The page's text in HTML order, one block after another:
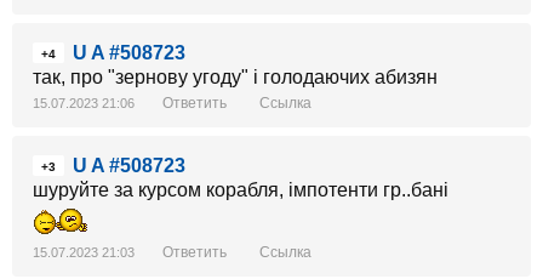
+4
U A #508723
так, про "зернову угоду" і голодаючих абизян
15.07.2023 21:06 Ответить Ссылка
+3
U A #508723
шуруйте за курсом корабля, імпотенти гр..бані
15.07.2023 21:03 Ответить Ссылка